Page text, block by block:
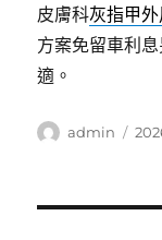
皮膚科灰指甲
方案免留車利
適。
作
admin
發